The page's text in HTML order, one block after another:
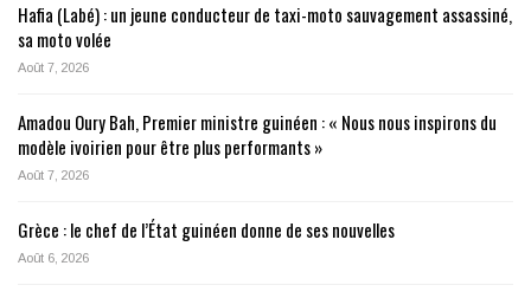
Hafia (Labé) : un jeune conducteur de taxi-moto sauvagement assassiné,
sa moto volée
Août 7, 2026
Amadou Oury Bah, Premier ministre guinéen : « Nous nous inspirons du
modèle ivoirien pour être plus performants »
Août 7, 2026
Grèce : le chef de l’État guinéen donne de ses nouvelles
Août 6, 2026